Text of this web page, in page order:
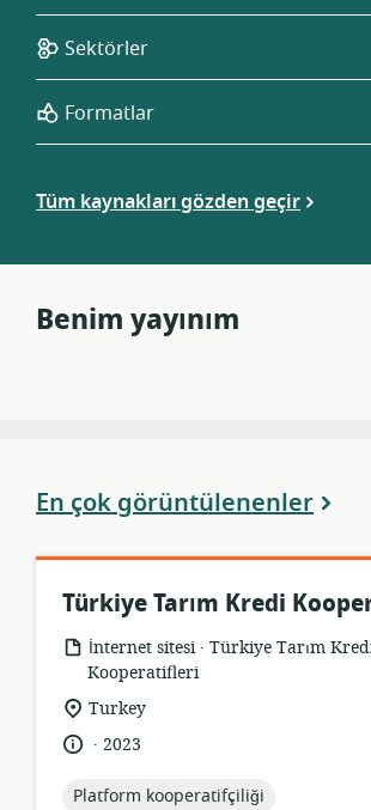
Sektörler
Formatlar
Tüm kaynakları gözden geçir
Benim yayınım
En çok görüntülenenler
Türkiye Tarım Kredi
Kaynak
formatı:
İnternet sitesi .
yayıncı:
Türkiye Tarım
Kooperatifleri
Uygunluk
konumu:
Turkey
Dil: .
Yayın2023
topic:
Platform kooperatifçiliği